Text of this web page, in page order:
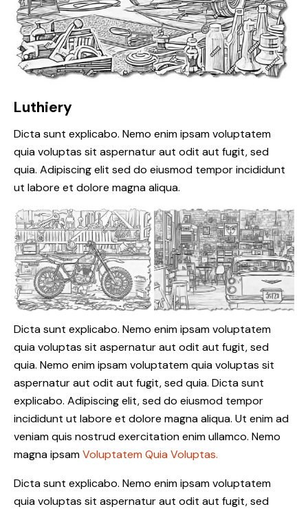
Luthiery
Dicta sunt explicabo. Nemo enim ipsam voluptatem
quia voluptas sit aspernatur aut odit aut fugit, sed
quia. Adipiscing elit sed do eiusmod tempor incididunt
ut labore et dolore magna aliqua.
Dicta sunt explicabo. Nemo enim ipsam voluptatem
quia voluptas sit aspernatur aut odit aut fugit, sed
quia. Nemo enim ipsam voluptatem quia voluptas sit
aspernatur aut odit aut fugit, sed quia. Dicta sunt
explicabo. Adipiscing elit, sed do eiusmod tempor
incididunt ut labore et dolore magna aliqua. Ut enim ad
veniam quis nostrud exercitation enim ullamco. Nemo
magna ipsamVoluptatem Quia Voluptas.
Dicta sunt explicabo. Nemo enim ipsam voluptatem
quia voluptas sit aspernatur aut odit aut fugit, sed